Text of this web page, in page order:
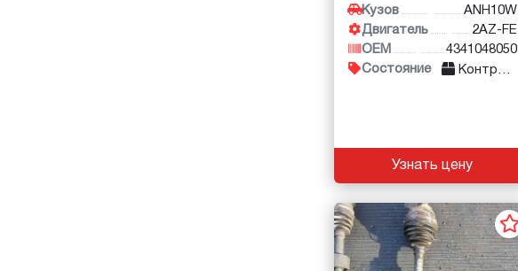
Кузов
ANH10W
Двигатель
2AZ-FE
OEM
4341048050
Состояние
Контракт
Узнать цену